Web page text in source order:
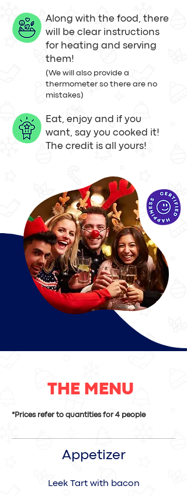
Along with the food, there
will be clear instructions
for heating and serving
them!
(We will also provide a
thermometer so there are no
mistakes)
Eat, enjoy and if you
want, say you cooked it!
The credit is all yours!
THE MENU
*Prices refer to quantities for 4 people
Appetizer
Leek Tart with bacon